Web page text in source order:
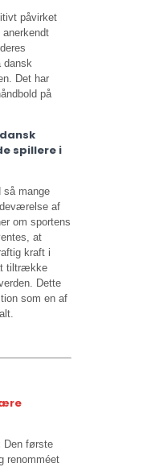
påvirket
dansk
Det har
på
spillere i
så mange
af
om sportens
at
kraft i
tiltrække
Dette
som en af
Den første
renomméet